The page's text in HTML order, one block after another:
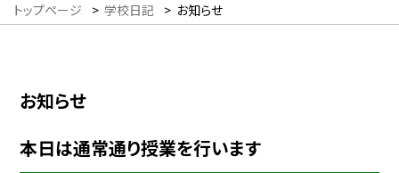
トップページ > 学校日記 > お知らせ
お知らせ
本日は通常通り授業を行います